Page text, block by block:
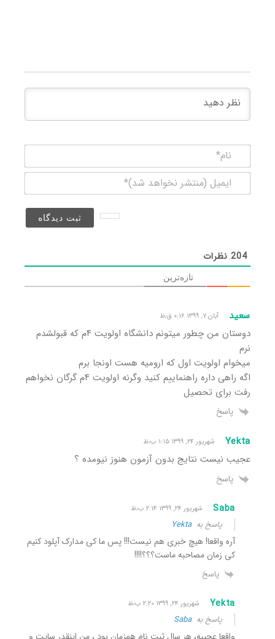
(منتشر
204نظرات
تازه‌ترین
سعید آبان ۷, ۱۳۹۹ ۰:۱۶ ق٫ظ
دوستان من چطور میتونم دانشگاه اولویت ۴م که قبولشدم
نرم
میخوام اولویت اول که ارومیه هست اونجا برم
اگه راهی داره راهنماییم کنید وگرنه اولویت ۴م گرگان نخواهم
رفت برای تحصیل
پاسخ
Yekta شهریور ۲۴, ۱۳۹۹ ۱:۱۵ ب٫ظ
عجیب نیست نتایج بدون آزمون هنوز نیومده ؟
پاسخ
Saba شهریور ۲۴, ۱۳۹۹ ۲:۱۴ ب٫ظ
پاسخ بهYekta
آره واقعا! هیچ خبری هم نیست!!! پس ما کی مدارک آپلود کنیم
کی زمان مصاحبه ماست؟؟؟!!!!
پاسخ
Yekta شهریور ۲۴, ۱۳۹۹ ۲:۲۰ ب٫ظ
پاسخ بهSaba